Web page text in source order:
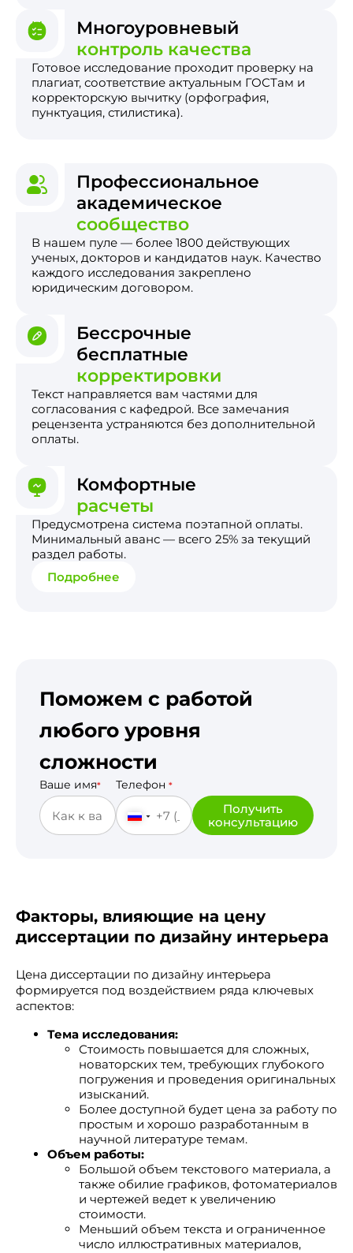
Многоуровневый
контроль качества
Готовое исследование проходит проверку на
плагиат, соответствие актуальным ГОСТам и
корректорскую вычитку (орфография,
пунктуация, стилистика).
Профессиональное
академическое
сообщество
В нашем пуле — более 1800 действующих
ученых, докторов и кандидатов наук. Качество
каждого исследования закреплено
юридическим договором.
Бессрочные
бесплатные
корректировки
Текст направляется вам частями для
согласования с кафедрой. Все замечания
рецензента устраняются без дополнительной
оплаты.
Комфортные
расчеты
Предусмотрена система поэтапной оплаты.
Минимальный аванс — всего 25% за текущий
раздел работы.
Подробнее
Поможем с работой
любого уровня
сложности
Ваше имя* Телефон *
Получить
консультацию
Факторы, влияющие на цену
диссертации по дизайну интерьера
Цена диссертации по дизайну интерьера
формируется под воздействием ряда ключевых
аспектов:
Тема исследования:
Стоимость повышается для сложных,
новаторских тем, требующих глубокого
погружения и проведения оригинальных
изысканий.
Более доступной будет цена за работу по
простым и хорошо разработанным в
научной литературе темам.
Объем работы:
Большой объем текстового материала, а
также обилие графиков, фотоматериалов
и чертежей ведет к увеличению
стоимости.
Меньший объем текста и ограниченное
число иллюстративных материалов,